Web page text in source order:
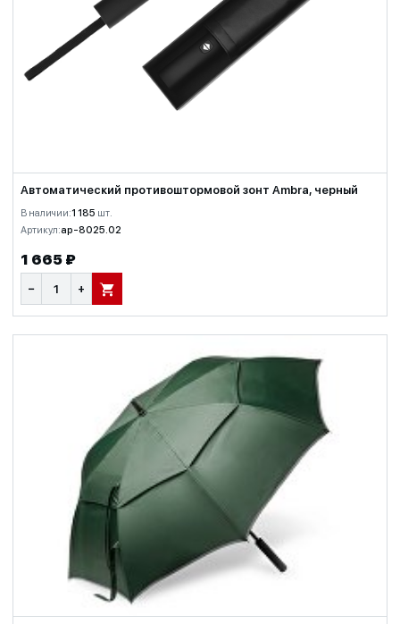
Автоматический противоштормовой зонт Ambra, черный
В наличии:1 185 шт.
Артикул:ap-8025.02
1 665 ₽
− + В КОРЗИНУ